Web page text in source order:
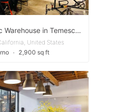
Light-filled Industrial Chic Warehouse in Temescal, neighborhood of Oakland, California
United States
∙ 2,900 sq ft